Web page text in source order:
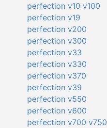
perfection v10 v100
perfection v19
perfection v200
perfection v300
perfection v33
perfection v330
perfection v370
perfection v39
perfection v550
perfection v600
perfection v700 v750